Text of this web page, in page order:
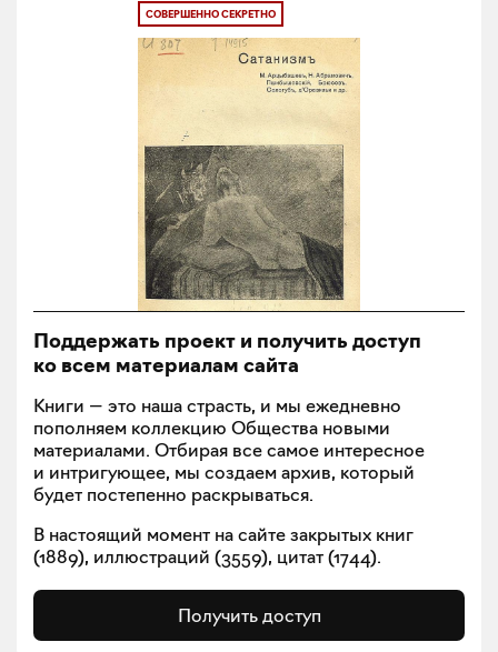
СОВЕРШЕННО СЕКРЕТНО
Поддержать проект и получить доступ
ко всем материалам сайта
Книги — это наша страсть, и мы ежедневно
пополняем коллекцию Общества новыми
материалами. Отбирая все самое интересное
и интригующее, мы создаем архив, который
будет постепенно раскрываться.
В настоящий момент на сайте закрытых книг
(1889), иллюстраций (3559), цитат (1744).
Получить доступ